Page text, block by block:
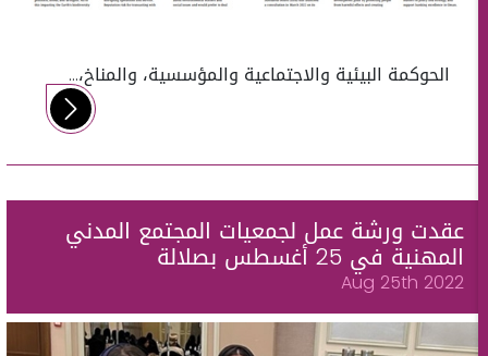
الحوكمة البيئية والاجتماعية والمؤسسية، والمناخ،...
عقدت ورشة عمل لجمعيات المجتمع المدني
المهنية في 25 أغسطس بصلالة
Aug 25th 2022